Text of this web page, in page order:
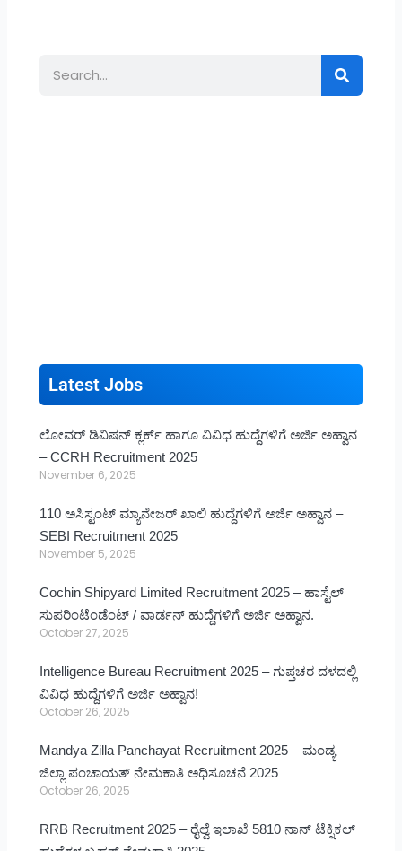
Search
Latest Jobs
ಲೋವರ್ ಡಿವಿಷನ್ ಕ್ಲರ್ಕ್ ಹಾಗೂ ವಿವಿಧ ಹುದ್ದೆಗಳಿಗೆ ಅರ್ಜಿ ಅಹ್ವಾನ
– CCRH Recruitment 2025
November 6, 2025
110 ಅಸಿಸ್ಟಂಟ್ ಮ್ಯಾನೇಜರ್ ಖಾಲಿ ಹುದ್ದೆಗಳಿಗೆ ಅರ್ಜಿ ಅಹ್ವಾನ –
SEBI Recruitment 2025
November 5, 2025
Cochin Shipyard Limited Recruitment 2025 – ಹಾಸ್ಟೆಲ್
ಸುಪರಿಂಟೆಂಡೆಂಟ್ / ವಾರ್ಡನ್ ಹುದ್ದೆಗಳಿಗೆ ಅರ್ಜಿ ಅಹ್ವಾನ.
October 27, 2025
Intelligence Bureau Recruitment 2025 – ಗುಪ್ತಚರ ದಳದಲ್ಲಿ
ವಿವಿಧ ಹುದ್ದೆಗಳಿಗೆ ಅರ್ಜಿ ಅಹ್ವಾನ!
October 26, 2025
Mandya Zilla Panchayat Recruitment 2025 – ಮಂಡ್ಯ
ಜಿಲ್ಲಾ ಪಂಚಾಯತ್ ನೇಮಕಾತಿ ಅಧಿಸೂಚನೆ 2025
October 26, 2025
RRB Recruitment 2025 – ರೈಲ್ವೆ ಇಲಾಖೆ 5810 ನಾನ್ ಟೆಕ್ನಿಕಲ್